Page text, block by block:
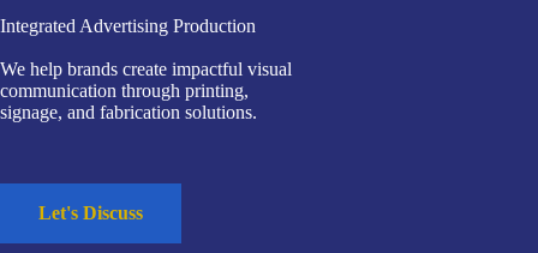
Integrated Advertising Production
We help brands create impactful visual
communication through printing,
signage, and fabrication solutions.
Let's Discuss